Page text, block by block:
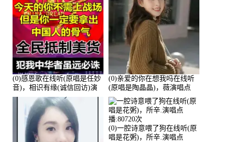
(0)感恩歌在线听(原唱是任妙
音)，相识有缘(诚信回访)演
唱点播:161288次
(0)亲爱的你在想我吗在线听
(原唱是陶晶晶)，薇演唱点
播:159722次
(0)一腔诗意喂了狗在线听(原
唱是花粥)，所辛.演唱点